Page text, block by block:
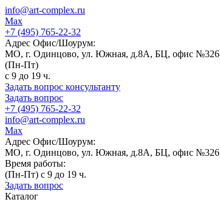
info@art-complex.ru
Max
+7 (495) 765-22-32
Адрес Офис/Шоурум:
МО, г. Одинцово, ул. Южная, д.8А, БЦ, офис №326
(Пн-Пт)
с 9 до 19 ч.
Задать вопрос консультанту
Задать вопрос
+7 (495) 765-22-32
info@art-complex.ru
Max
Адрес Офис/Шоурум:
МО, г. Одинцово, ул. Южная, д.8А, БЦ, офис №326
Время работы:
(Пн-Пт) с 9 до 19 ч.
Задать вопрос
Каталог